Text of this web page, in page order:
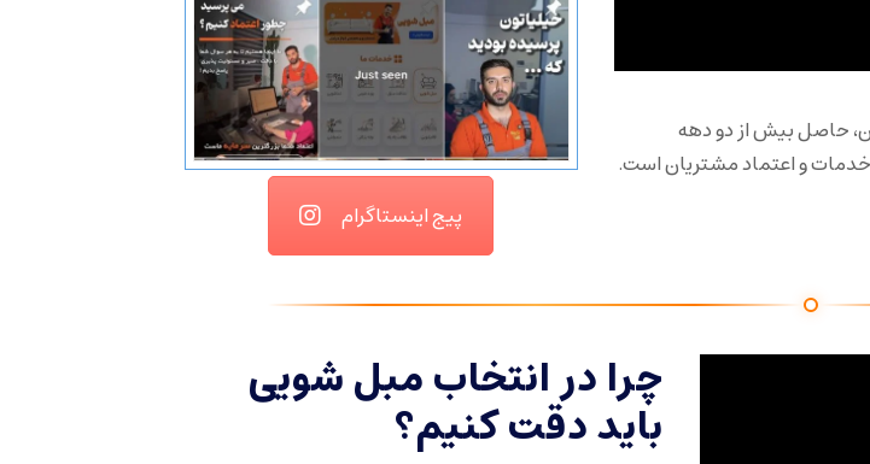
پیج اینستاگرام
مشتریان، حاصل بیش از دو دهه
و اعتماد مشتریان است.
چرا در انتخاب مبل شویی
باید دقت کنیم؟